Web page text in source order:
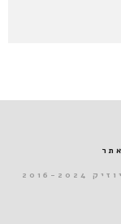
2024